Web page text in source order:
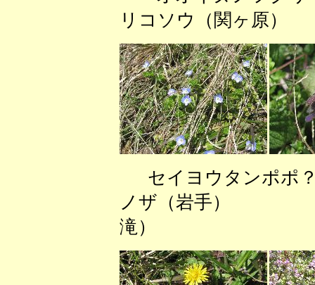
リコソウ（関ヶ
セイヨウタン
ノザ（岩手） シ
滝）